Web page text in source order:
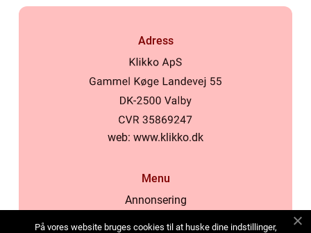
Adress
web: www.klikko.dk
Menu
Annonsering
På vores website bruges cookies til at huske dine indstillinger,